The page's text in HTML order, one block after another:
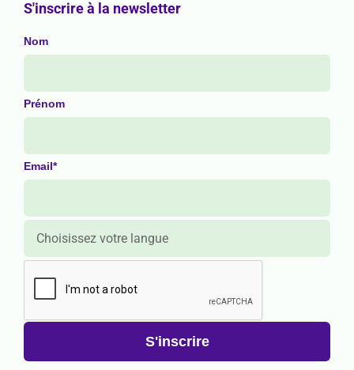
S'inscrire à la newsletter
Nom
Prénom
Email*